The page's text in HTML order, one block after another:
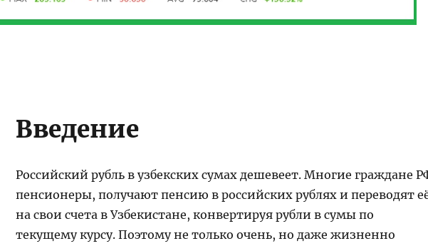
Введение
Российский рубль в узбекских сумах дешевеет. Многие граждане
пенсионеры, получают пенсию в российских рублях и переводят
на свои счета в Узбекистане, конвертируя рубли в сумы по
текущему курсу. Поэтому не только очень, но даже жизненно